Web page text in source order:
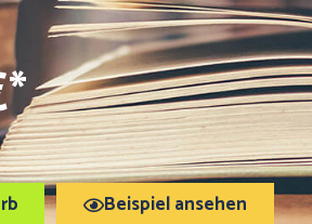
Beispiel ansehen